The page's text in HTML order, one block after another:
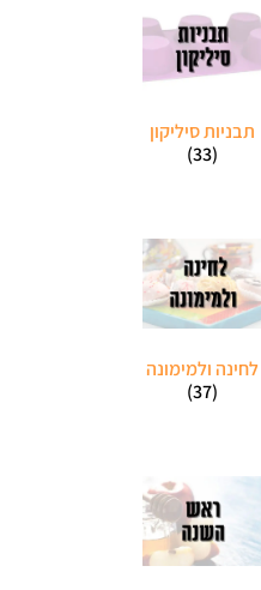
תבניות סיליקון
(33)
לחינה ולמימונה
(37)